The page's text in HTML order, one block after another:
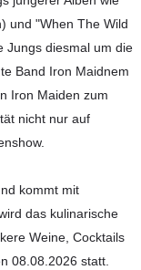
und "When The Wild
Jungs diesmal um die
Band Iron Maidnem
Iron Maiden zum
nicht nur auf
kommt mit
das kulinarische
Weine, Cocktails
08.08.2026 statt.